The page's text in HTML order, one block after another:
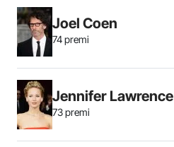
Joel Coen
74 premi
Jennifer Lawrence
73 premi